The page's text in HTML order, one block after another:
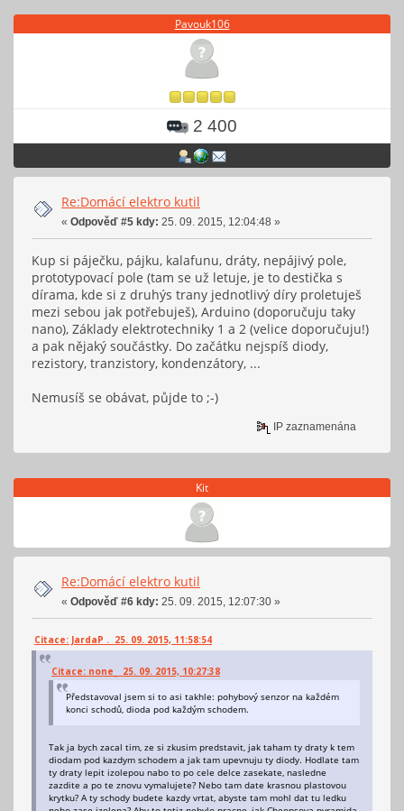
Pavouk106
2 400
Re:Domácí elektro kutil
« Odpověď #5 kdy: 25. 09. 2015, 12:04:48 »
Kup si páječku, pájku, kalafunu, dráty, nepájivý pole,
prototypovací pole (tam se už letuje, je to destička s
dírama, kde si z druhýs trany jednotlivý díry proletuješ
mezi sebou jak potřebuješ), Arduino (doporučuju taky
nano), Základy elektrotechniky 1 a 2 (velice doporučuju!)
a pak nějaký součástky. Do začátku nejspíš diody,
rezistory, tranzistory, kondenzátory, ...
Nemusíš se obávat, půjde to ;-)
IP zaznamenána
Kit
Re:Domácí elektro kutil
« Odpověď #6 kdy: 25. 09. 2015, 12:07:30 »
Citace: JardaP . 25. 09. 2015, 11:58:54
Citace: none_ 25. 09. 2015, 10:27:38
Představoval jsem si to asi takhle: pohybový senzor na každém
konci schodů, dioda pod každým schodem.
Tak ja bych zacal tim, ze si zkusim predstavit, jak taham ty draty k tem
diodam pod kazdym schodem a jak tam upevnuju ty diody. Hodlate tam
ty draty lepit izolepou nabo to po cele delce zasekate, nasledne
zazdite a po te znovu vymalujete? Nebo tam date krasnou plastovou
krytku? A ty schody budete kazdy vrtat, abyste tam mohl dat tu ledku